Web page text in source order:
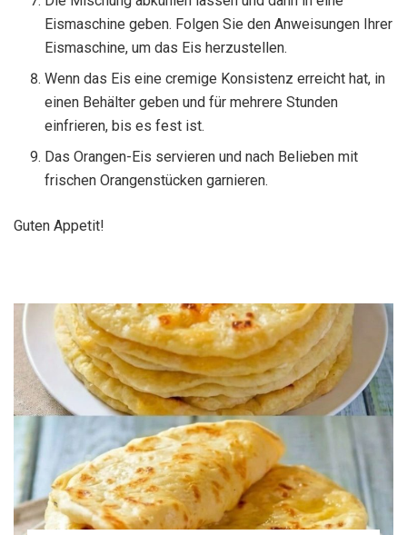
Eismaschine geben. Folgen Sie den Anweisungen Ihrer
Eismaschine, um das Eis herzustellen.
Wenn das Eis eine cremige Konsistenz erreicht hat, in
einen Behälter geben und für mehrere Stunden
einfrieren, bis es fest ist.
Das Orangen-Eis servieren und nach Belieben mit
frischen Orangenstücken garnieren.
Guten Appetit!